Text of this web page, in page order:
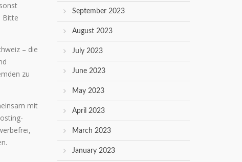
Bitte
– die
zu
mit
September 2023
August 2023
July 2023
June 2023
May 2023
April 2023
March 2023
January 2023